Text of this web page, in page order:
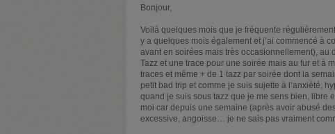
Bonjour,
Voilà quelques mois que je fréquente
y a quelques mois également et j’ai commencé à
avant en soirées mais très occasionnellement), au
Tazz et une trace pour une soirée mais au fur et à
traces et même + de 1 tazz par soirée dont la
petit bad trip et comme je suis sujette à l’anxiété,
quand je suis sous tazz que je me sens bien, libre
moi car depuis une semaine (après avoir abusé
excessive, angoisse… je ne sais pas vraiment